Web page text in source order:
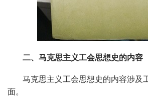
二、马克思主义工会思想史的内容
马克思主义工会思想史的内容涉及
面。